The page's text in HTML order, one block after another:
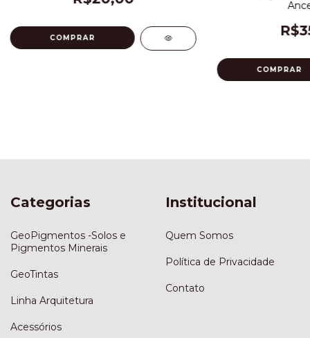
COMPRAR
Categorias
GeoPigmentos -Solos e
Pigmentos Minerais
GeoTintas
Linha Arquitetura
Acessórios
Institucional
Quem Somos
Política de Privacidade
Contato